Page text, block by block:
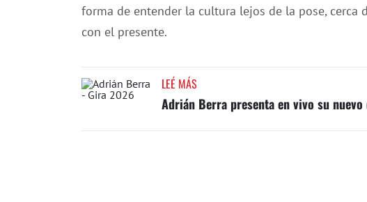
forma de entender la cultura lejos de la pose, cerca
con el presente.
LEÉ MÁS
Adrián Berra presenta en vivo su